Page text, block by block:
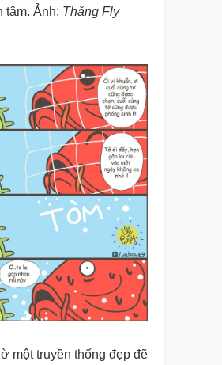
tâm. Ảnh: Thăng Fly
một truyền thống đẹp đẽ